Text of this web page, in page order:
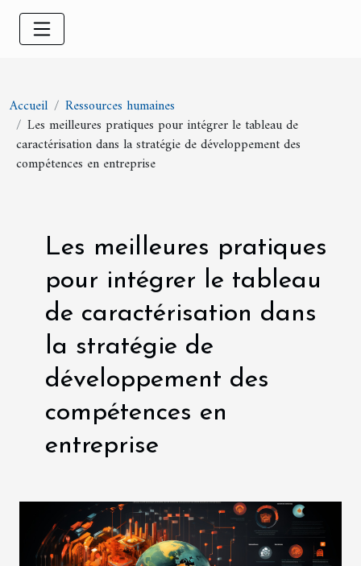
Accueil
Ressources humaines
Les meilleures pratiques pour intégrer le tableau de
caractérisation dans la stratégie de développement des
compétences en entreprise
Les meilleures pratiques
pour intégrer le tableau
de caractérisation dans
la stratégie de
développement des
compétences en
entreprise